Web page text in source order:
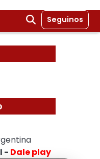
Seguinos
- Dale play